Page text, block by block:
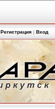
Регистрация| Вход